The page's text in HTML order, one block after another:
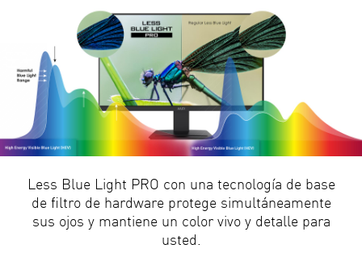
Less Blue Light PRO con una tecnología de base
de filtro de hardware protege simultáneamente
sus ojos y mantiene un color vivo y detalle para
usted.